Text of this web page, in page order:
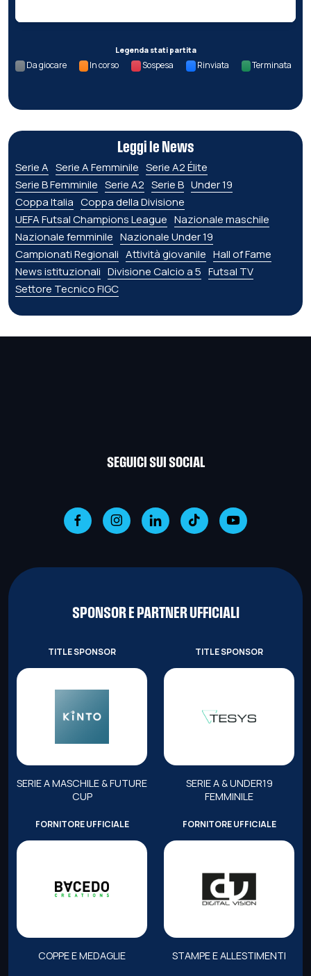
Legenda stati partita
Da giocare In corso Sospesa Rinviata Terminata
Leggi le News
Serie A Serie A Femminile Serie A2 Élite
Serie B Femminile Serie A2 Serie B Under 19
Coppa Italia Coppa della Divisione
UEFA Futsal Champions League Nazionale maschile
Nazionale femminile Nazionale Under 19
Campionati Regionali Attività giovanile Hall of Fame
News istituzionali Divisione Calcio a 5 Futsal TV
Settore Tecnico FIGC
SEGUICI SUI SOCIAL
SPONSOR E PARTNER UFFICIALI
TITLE SPONSOR
SERIE A MASCHILE & FUTURE
CUP
TITLE SPONSOR
SERIE A & UNDER19
FEMMINILE
FORNITORE UFFICIALE
COPPE E MEDAGLIE
FORNITORE UFFICIALE
STAMPE E ALLESTIMENTI